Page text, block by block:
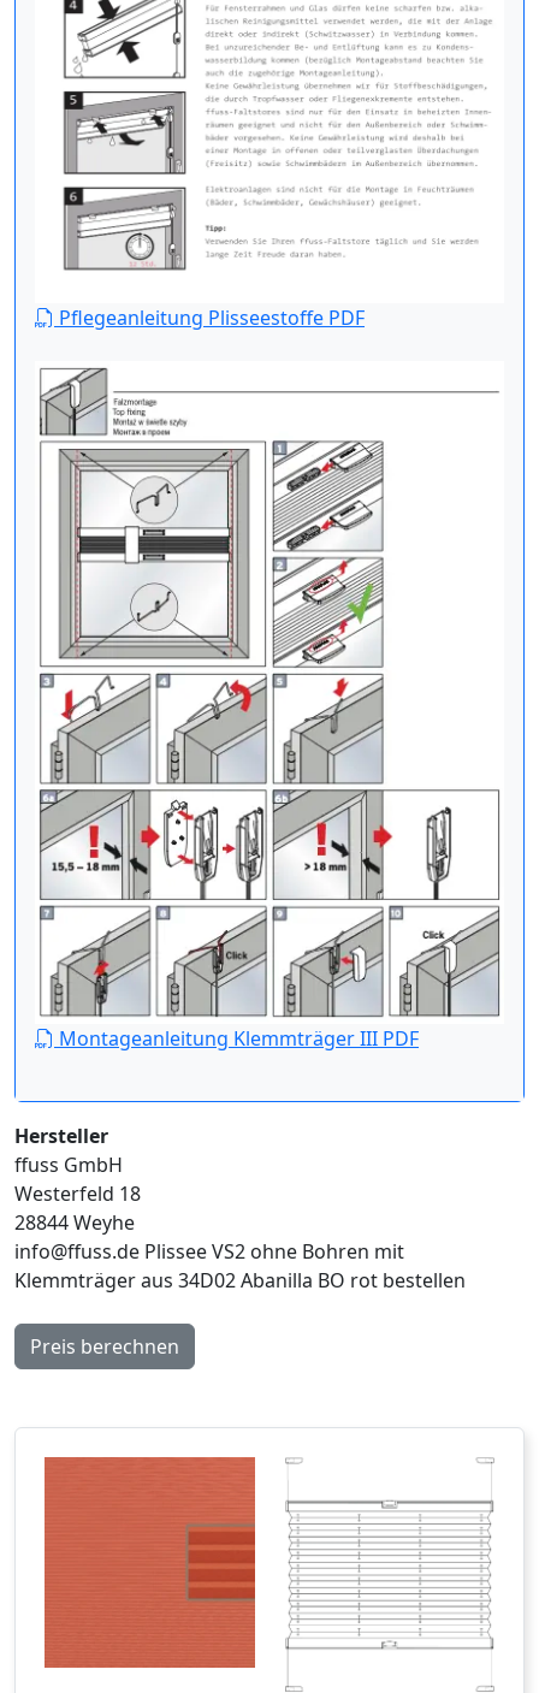
Pflegeanleitung Plisseestoffe PDF
Montageanleitung Klemmträger III PDF
Hersteller
ffuss GmbH
Westerfeld 18
28844 Weyhe
info@ffuss.de Plissee VS2 ohne Bohren mit
Klemmträger aus 34D02 Abanilla BO rot bestellen
Preis berechnen